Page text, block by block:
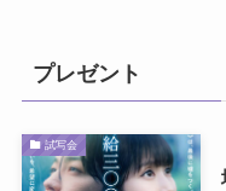
プレゼント
試写会